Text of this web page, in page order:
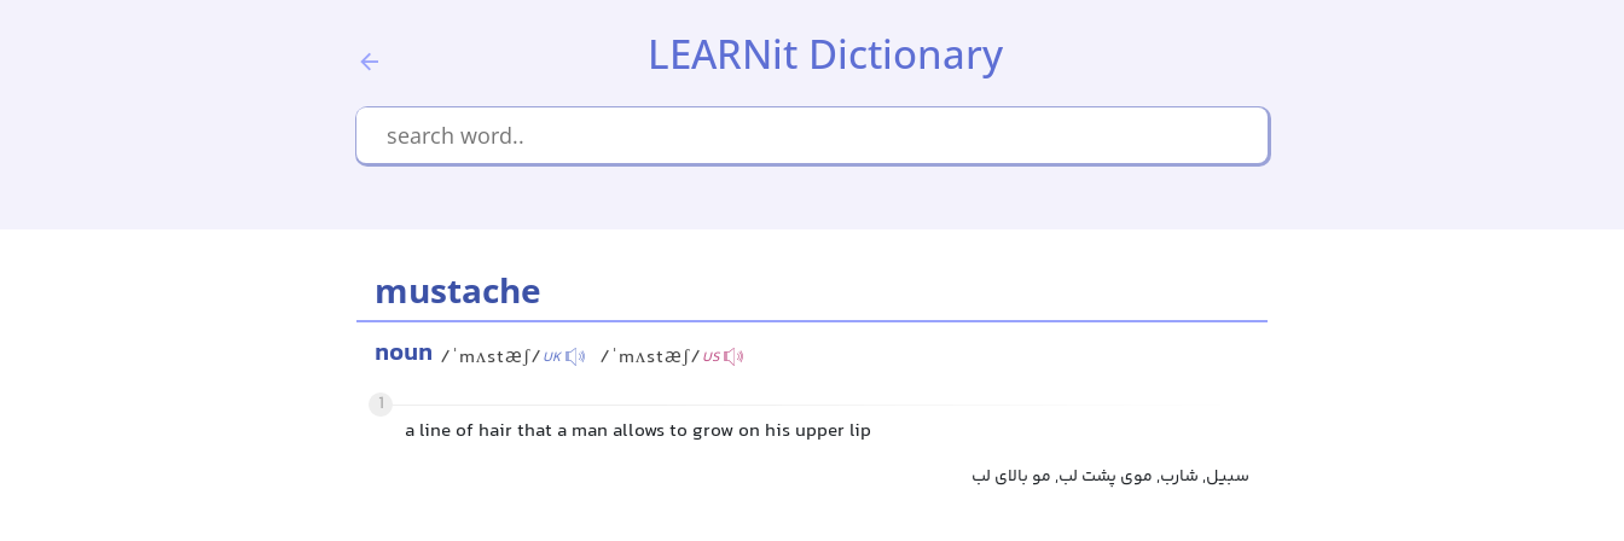
LEARNit Dictionary
mustache
noun /ˈmʌstæʃ/UK /ˈmʌstæʃ/US
1
a line of hair that a man allows to grow on his upper lip
سبیل, شارب, موی پشت لب, مو بالای لب